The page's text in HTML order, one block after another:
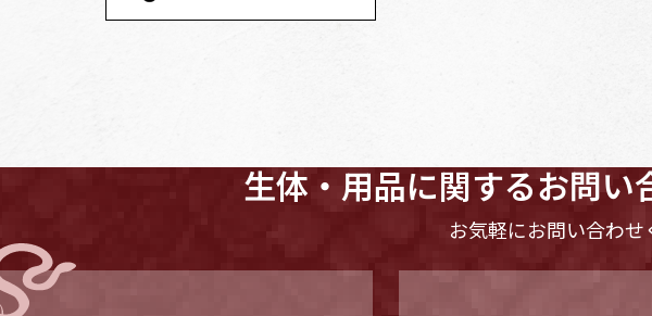
生体・用品に関するお問い
お気軽にお問い合わせ